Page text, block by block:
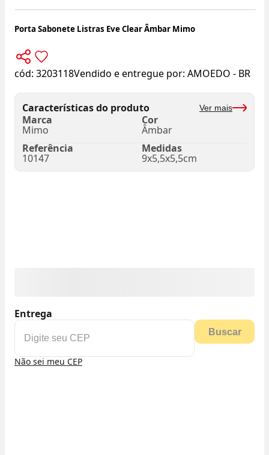
Porta Sabonete Listras Eve Clear Âmbar Mimo
cód: 3203118Vendido e entregue por: AMOEDO - BR
Características do produto Ver mais
Marca
Mimo
Cor
Âmbar
Referência
10147
Medidas
9x5,5x5,5cm
Entrega
Buscar
Não sei meu CEP